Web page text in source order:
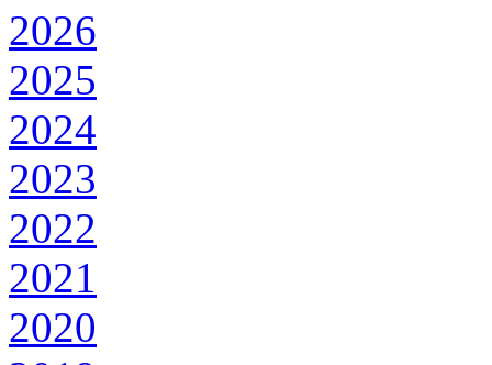
2026
2025
2024
2023
2022
2021
2020